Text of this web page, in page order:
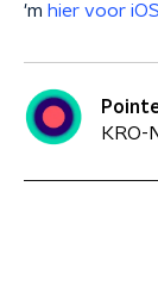
'm hier voor iOS
KRO-